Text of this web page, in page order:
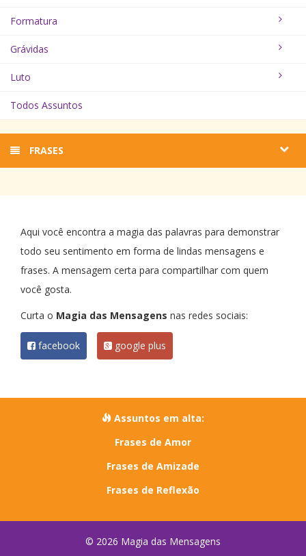
Formatura
Grávidas
Luto
Todos Assuntos
FRASES
Aqui você encontra a magia das palavras para demonstrar
todo seu sentimento em forma de lindas mensagens e
frases. A mensagem certa para compartilhar com quem
você gosta.
Curta o Magia das Mensagens nas redes sociais:
facebook google plus
Assuntos em alta:
Frases de Amor
Frases de Amizade
Frases de Reflexão
© 2026 Magia das Mensagens